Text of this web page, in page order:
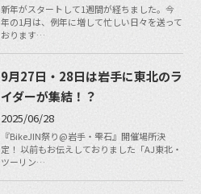
新年がスタートして1週間が経ちました。今
年の1月は、例年に増して忙しい日々を送って
おります…
9月27日・28日は岩手に東北のラ
イダーが集結！？
2025/06/28
『BikeJIN祭り@岩手・雫石』開催場所決
定！ 以前もお伝えしておりました「AJ東北・
ツーリン…